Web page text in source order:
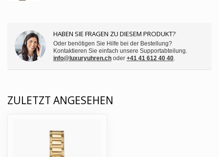
HABEN SIE FRAGEN ZU DIESEM PRODUKT?
Oder benötigen Sie Hilfe bei der Bestellung?
Kontaktieren Sie einfach unsere Supportabteilung.
info@luxuryuhren.ch oder +41 41 612 40 40
ZULETZT ANGESEHEN